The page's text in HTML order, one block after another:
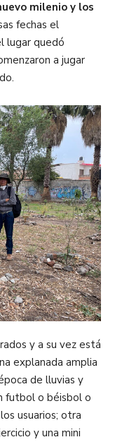
milenio y los
fechas el
lugar quedó
a jugar
y a su vez está
explanada amplia
de lluvias y
futbol o béisbol o
usuarios; otra
y una mini